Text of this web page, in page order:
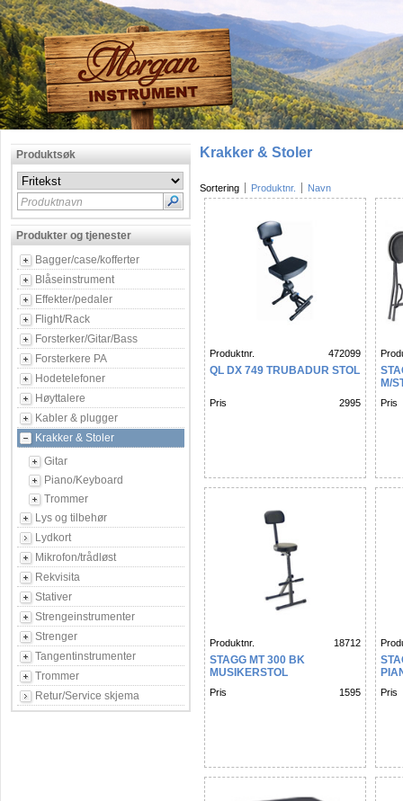
Produktsøk
Produktnavn
Produkter og tjenester
Bagger/case/kofferter
Blåseinstrument
Effekter/pedaler
Flight/Rack
Forsterker/Gitar/Bass
Forsterkere PA
Hodetelefoner
Høyttalere
Kabler & plugger
Krakker & Stoler
Gitar
Piano/Keyboard
Trommer
Lys og tilbehør
Lydkort
Mikrofon/trådløst
Rekvisita
Stativer
Strengeinstrumenter
Strenger
Tangentinstrumenter
Trommer
Retur/Service skjema
Krakker & Stoler
Sortering Produktnr. Navn
Produktnr. 472099
QL DX 749 TRUBADUR STOL
Pris 2995
M/
Pris
Produktnr. 18712
STAGG MT 300 BK
MUSIKERSTOL
Pris 1595 Pris